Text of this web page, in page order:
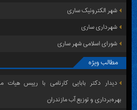
شهر الکترونیک ساری
شهرداری ساری
شورای اسلامی شهر ساری
مطالب ویژه
دیدار دکتر بابایی کارنامی با رییس
بهره‌برداری و توزیع آب مازندران